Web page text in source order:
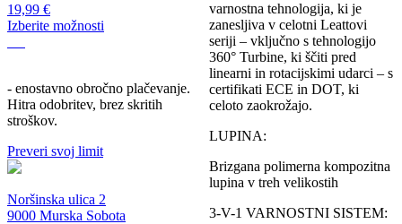
varnostna tehnologija, ki je
zanesljiva v celotni Leattovi
seriji – vključno s tehnologijo
360° Turbine, ki ščiti pred
linearni in rotacijskimi udarci – s
certifikati ECE in DOT, ki
celoto zaokrožajo.
LUPINA:
Brizgana polimerna kompozitna
lupina v treh velikostih
3-V-1 VARNOSTNI SISTEM:
izdelka
19,99 €
Izberite možnosti
več
različic.
Možnosti
izberete
na
izdelka
- enostavno obročno plačevanje.
Hitra odobritev, brez skritih
stroškov.
Preveri svoj limit
Noršinska ulica 2
9000 Murska Sobota